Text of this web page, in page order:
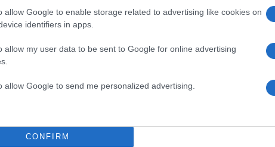
allow Google to enable storage related to advertising like cookies on
identifiers in apps.
allow my user data to be sent to Google for online advertising
allow Google to send me personalized advertising.
CONFIRM